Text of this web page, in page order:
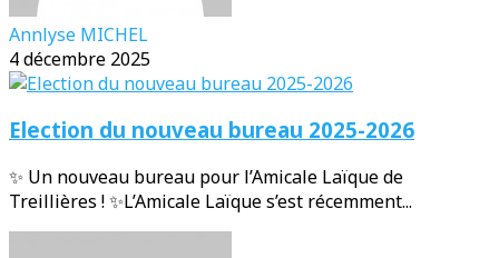
Annlyse MICHEL
4 décembre 2025
Election du nouveau bureau 2025-2026
✨ Un nouveau bureau pour l’Amicale Laïque de
Treillières ! ✨L’Amicale Laïque s’est récemment...